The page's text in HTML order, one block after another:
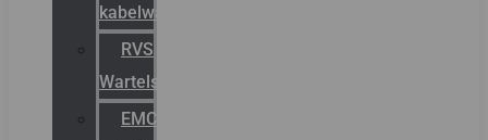
kabelwartels
RVS
Wartels
EMC